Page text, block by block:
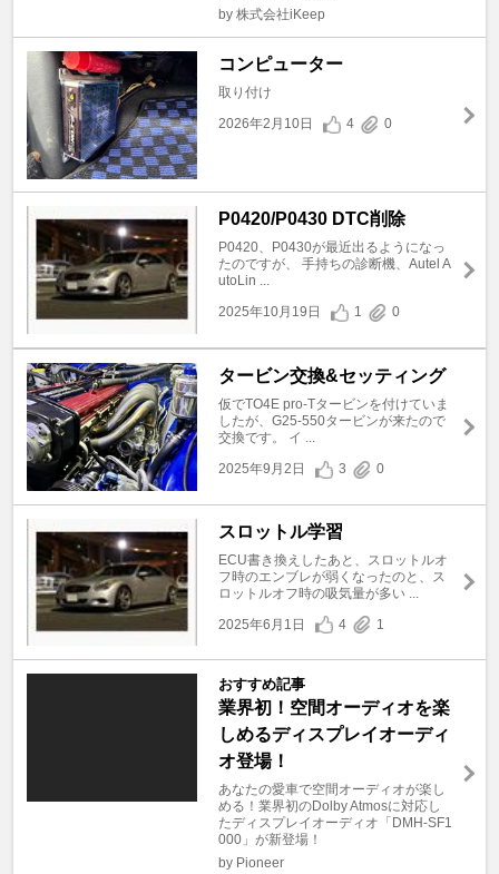
by 株式会社iKeep
コンピューター
取り付け
2026年2月10日
4 0
P0420/P0430 DTC削除
P0420、P0430が最近出るようになっ
たのですが、 手持ちの診断機、Autel A
utoLin ...
2025年10月19日
1 0
タービン交換&セッティング
仮でTO4E pro-Tタービンを付けていま
したが、G25-550タービンが来たので
交換です。 イ ...
2025年9月2日
3 0
スロットル学習
ECU書き換えしたあと、スロットルオ
フ時のエンブレが弱くなったのと、ス
ロットルオフ時の吸気量が多い ...
2025年6月1日
4 1
おすすめ記事
業界初！空間オーディオを楽
しめるディスプレイオーディ
オ登場！
あなたの愛車で空間オーディオが楽し
める！業界初のDolby Atmosに対応し
たディスプレイオーディオ「DMH-SF1
000」が新登場！
by Pioneer